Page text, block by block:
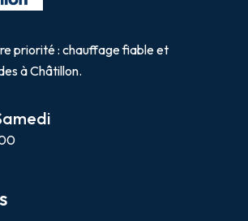
priorité : chauffage fiable et
à Châtillon.